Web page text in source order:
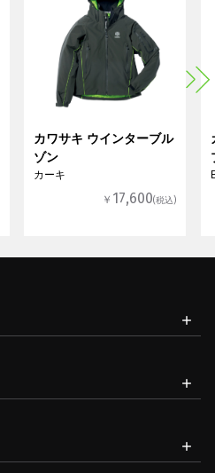
カワサキ ウインターブル
ゾン
カーキ
￥ 17,600(税込)